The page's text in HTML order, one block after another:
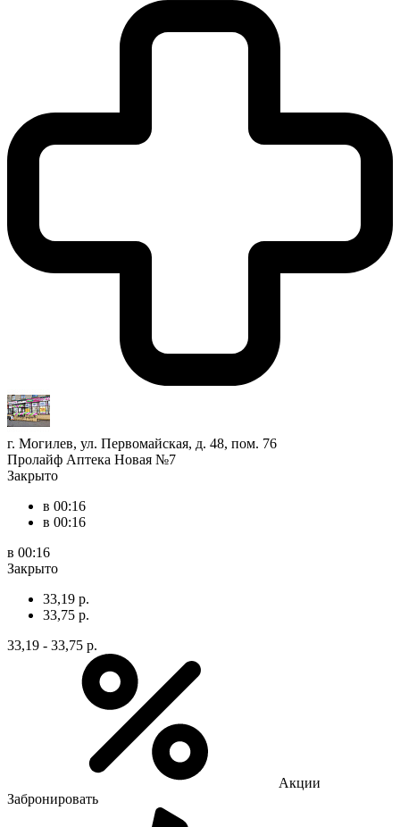
г. Могилев, ул. Первомайская, д. 48, пом. 76
Пролайф Аптека Новая №7
Закрыто
в 00:16
в 00:16
в 00:16
Закрыто
33,19 р.
33,75 р.
33,19 - 33,75 р.
Акции
Забронировать